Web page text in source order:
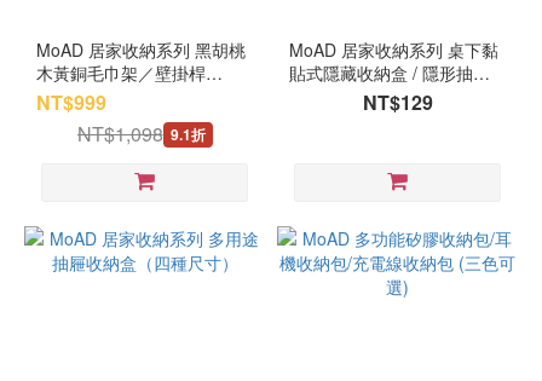
MoAD 居家收納系列 黑胡桃
木黃銅毛巾架／壁掛桿
（60cm）
NT$999
NT$1,098 9.1折
MoAD 居家收納系列 桌下黏
貼式隱藏收納盒 / 隱形抽屜
NT$129